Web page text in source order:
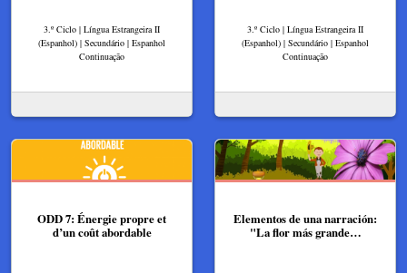
3.º Ciclo | Língua Estrangeira II
(Espanhol) | Secundário | Espanhol
Continuação
3.º Ciclo | Língua Estrangeira II
(Espanhol) | Secundário | Espanhol
Continuação
ODD 7: Énergie propre et
d’un coût abordable
Elementos de una narración:
"La flor más grande…